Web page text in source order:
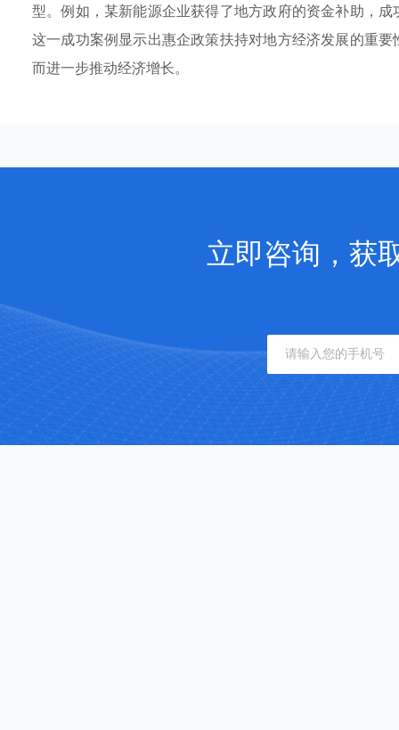
型。例如，某新能源企业获得了地方政府的资金补助，
这一成功案例显示出惠企政策扶持对地方经济发展的重
而进一步推动经济增长。
立即咨询，获